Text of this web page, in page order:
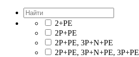
2+PE
2P+PE
2P+PE, 3P+N+PE
2P+PE, 3P+N+PE, 3P+PE